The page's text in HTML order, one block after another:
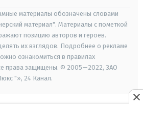
материалы обозначены словами
материал". Материалы с пометкой
позицию авторов и героев.
их взглядов. Подробнее о рекламе
ознакомиться в правилах
права защищены. © 2005—2022, ЗАО
"», 24 Канал.